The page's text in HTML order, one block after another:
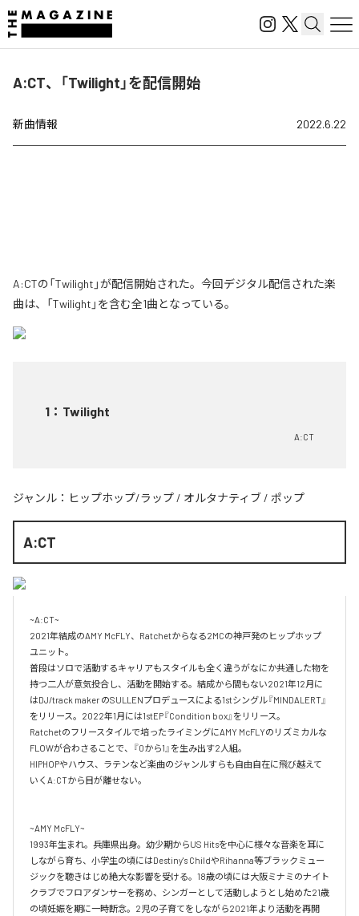
A:CT、「Twilight」を配信開始
新曲情報 2022.6.22
A:CTの「Twilight」が配信開始された。今回デジタル配信された楽
曲は、「Twilight」を含む全1曲となっている。
1 ： Twilight
A:CT
ジャンル： ヒップホップ/ラップ / オルタナティブ / ポップ
A:CT
~A:CT~
2021年結成のAMY McFLY、Ratchetからなる2MCの神戸発のヒップホップ
ユニット。
普段はソロで活動するキャリアもスタイルも全く違うがなにか共通した物を
持つ二人が意気投合し、活動を開始する。結成から間もない2021年12月に
はDJ/track maker のSULLENプロデュースによる1stシングル『MINDALERT』
をリリース。2022年1月には1stEP『Condition box』をリリース。
Ratchetのフリースタイルで培ったライミングにAMY McFLYのリズミカルな
FLOWが合わさることで、『0から1』を生み出す2人組。
HIPHOPやハウス、ラテンなど楽曲のジャンルすらも自由自在に飛び越えて
いくA:CTから目が離せない。
~AMY McFLY~
1993年生まれ。兵庫県出身。幼少期からUS Hitsを中心に様々な音楽を耳に
しながら育ち、小学生の頃にはDestiny's ChildやRihanna等ブラックミュー
ジックを聴きはじめ絶大な影響を受ける。18歳の頃には大阪ミナミのナイト
クラブでフロアダンサーを務め、シンガーとして活動しようとし始めた21歳
の頃妊娠を期に一時断念。2児の子育てをしながら2021年より活動を再開